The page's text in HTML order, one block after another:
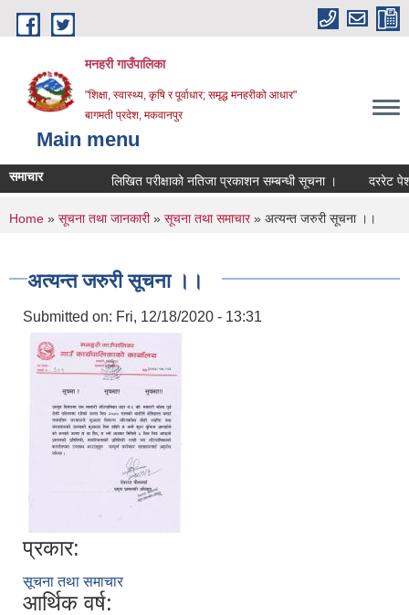
Skip to main content
मनहरी गाउँपालिका
"शिक्षा, स्वास्थ्य, कृषि र पूर्वाधार; समृद्ध मनहरीको आधार"
बागमती प्रदेश, मकवानपुर
Main menu
समाचार लिखित परीक्षाको नतिजा प्रकाशन सम्बन्धी सूचना । दररेट पेश गर्ने
You are here
Home » सूचना तथा जानकारी» सूचना तथा समाचार» अत्यन्त जरुरी सूचना ।।
अत्यन्त जरुरी सूचना ।।
Submitted on: Fri, 12/18/2020 - 13:31
प्रकार:
सूचना तथा समाचार
आर्थिक वर्ष: